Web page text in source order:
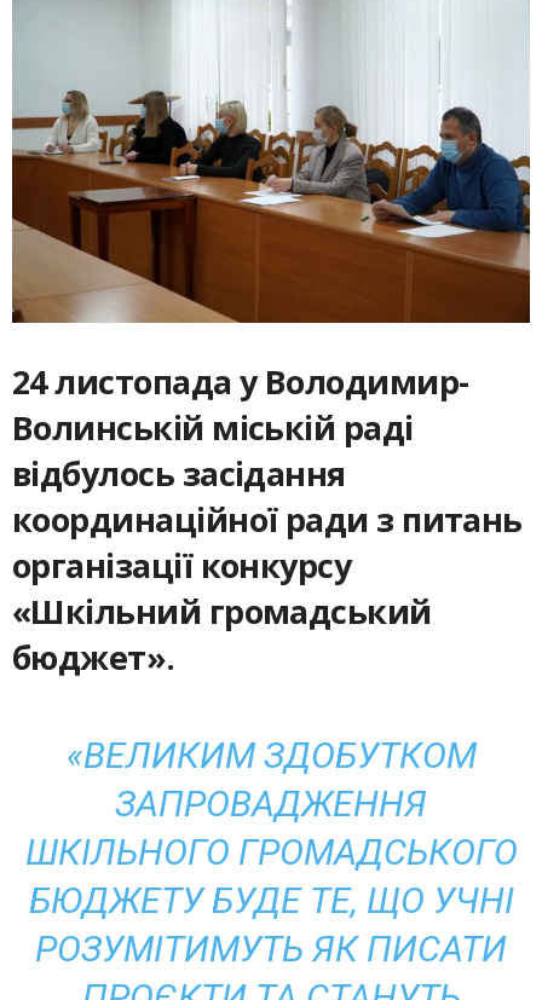
24 листопада у Володимир-
Волинській міській раді
відбулось засідання
координаційної ради з питань
організації конкурсу
«Шкільний громадський
бюджет».
«ВЕЛИКИМ ЗДОБУТКОМ
ЗАПРОВАДЖЕННЯ
ШКІЛЬНОГО ГРОМАДСЬКОГО
БЮДЖЕТУ БУДЕ ТЕ, ЩО УЧНІ
РОЗУМІТИМУТЬ ЯК ПИСАТИ